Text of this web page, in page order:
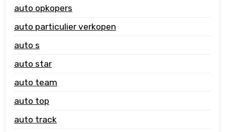
auto opkopers
auto particulier verkopen
auto s
auto star
auto team
auto top
auto track